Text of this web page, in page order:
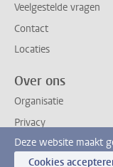
Veelgestelde vragen
Contact
Locaties
Over ons
Organisatie
Privacy
Deze website maakt
Cookies